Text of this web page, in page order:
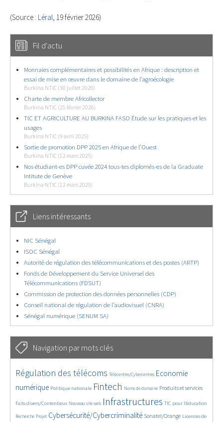
(Source : Léral , 19 février 2026)
Fil d'actu
Monnaies complémentaires et possibilités en Afrique : description et
essai de mise en œuvre dans le domaine de l’agroécologie
Burkina NTIC (30 juillet 2026)
Charte de membre Africollector
Burkina NTIC (25 février 2026)
TIC ET AGRICULTURE AU BURKINA FASO Étude sur les pratiques et les
usages
Burkina NTIC (9 avril 2025)
Sortie de promotion DPP 2025 en Afrique de l’Ouest
Burkina NTIC (12 mars 2025)
Nos étudiant-es DPP cuvée 2024 tous-tes diplomés-es de la Graduate
Intitute de Genève
Burkina NTIC (12 mars 2025)
Liens intéressants
NIC Sénégal
ISOC Sénégal
Autorité de régulation des télécommunications et des postes (ARTP)
Fonds de Développement du Service Universel des
Télécommunications (FDSUT)
Commission de protection des données personnelles (CDP)
Conseil national de régulation de l’audiovisuel (CNRA)
Sénégal numérique (SENUM SA)
Navigation par mots clés
4607/5729
Régulation des télécoms
380/5729 Télécentres/Cybercentres
3638/5729
Economie
numérique
1890/5729 Politique nationale
5235/5729 Fintech
681/5729 Noms de domaine
2323/5729 Produits et services
1550/5729
Faits divers/Contentieux Nouveau site web Infrastructures TIC pour l’éducation
Recherche
244/5729Projet
3686/5729 Cybersécurité/Cybercriminalité
2277/5729 Sonatel/Orange
1632/5729
Licences de